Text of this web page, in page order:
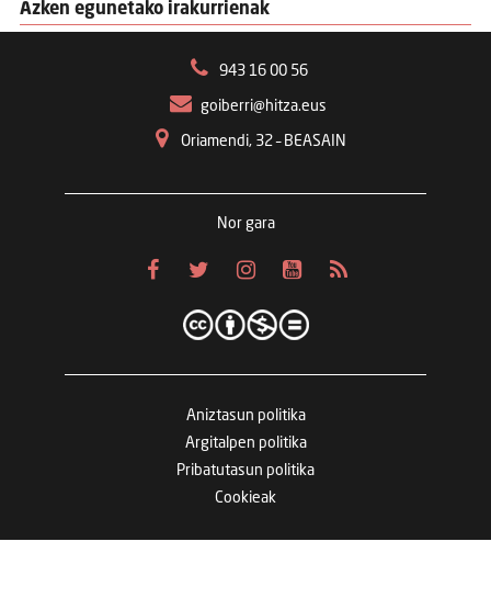
Azken egunetako irakurrienak
943 16 00 56
goiberri@hitza.eus
Oriamendi, 32 – BEASAIN
Nor gara
Aniztasun politika
Argitalpen politika
Pribatutasun politika
Cookieak